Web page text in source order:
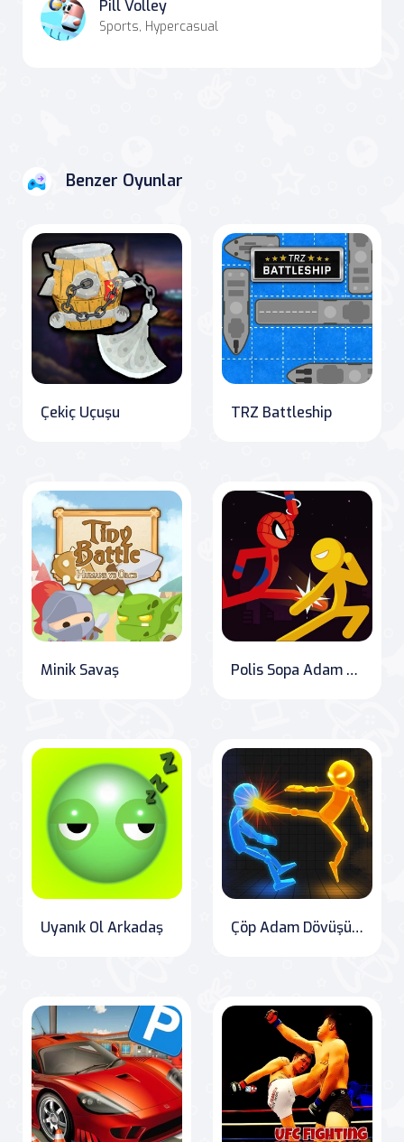
Pill Volley
Sports, Hypercasual
Benzer Oyunlar
Çekiç Uçuşu TRZ Battleship
Minik Savaş Polis Sopa Adam Güreş Dövüş Oyunu
Uyanık Ol Arkadaş Çöp Adam Dövüşü 3D